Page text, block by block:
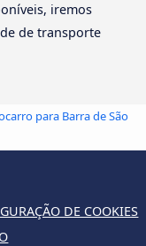
iremos
de transporte
para Barra de São
DE COOKIES